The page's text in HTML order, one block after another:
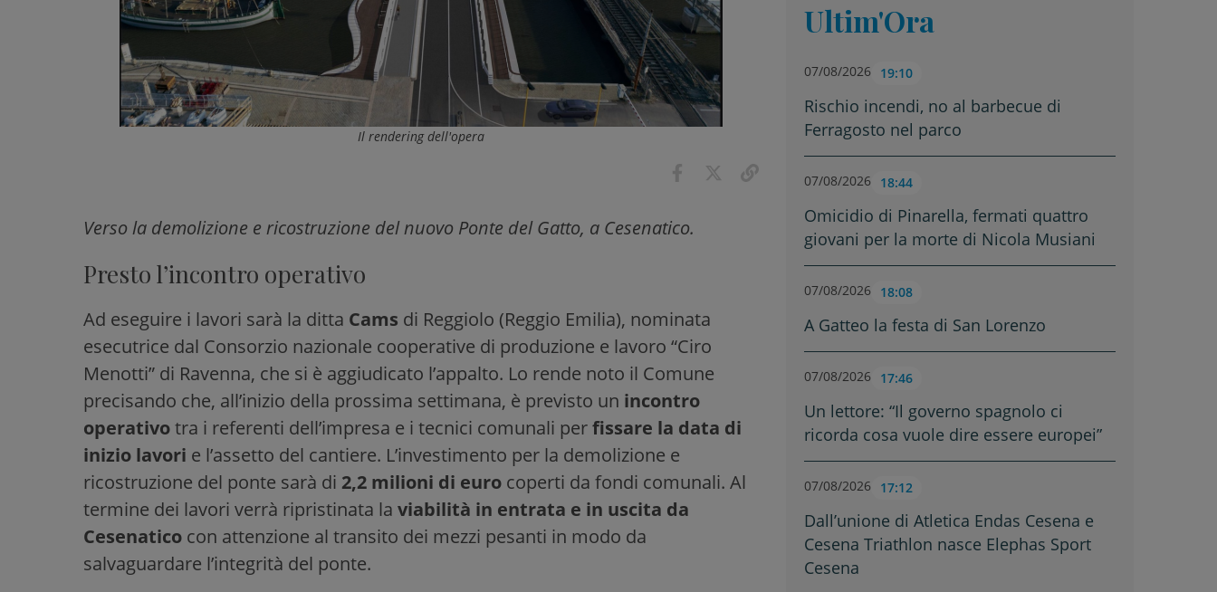
Il rendering dell'opera
Verso la demolizione e ricostruzione del nuovo Ponte del Gatto, a Cesenatico.
Presto l’incontro operativo
Ad eseguire i lavori sarà la ditta Cams di Reggiolo (Reggio Emilia), nominata
esecutrice dal Consorzio nazionale cooperative di produzione e lavoro “Ciro
Menotti” di Ravenna, che si è aggiudicato l’appalto. Lo rende noto il Comune
precisando che, all’inizio della prossima settimana, è previsto un incontro
operativotra i referenti dell’impresa e i tecnici comunali perfissare la data di
inizio lavori e l’assetto del cantiere. L’investimento per la demolizione e
ricostruzione del ponte sarà di 2,2 milioni di euro coperti da fondi comunali. Al
termine dei lavori verrà ripristinata la viabilità in entrata e in uscita da
Cesenatico con attenzione al transito dei mezzi pesanti in modo da
salvaguardare l’integrità del ponte.
Ultim'Ora
07/08/2026 19:10
Rischio incendi, no al barbecue di
Ferragosto nel parco
07/08/2026 18:44
Omicidio di Pinarella, fermati quattro
giovani per la morte di Nicola Musiani
07/08/2026 18:08
A Gatteo la festa di San Lorenzo
07/08/2026 17:46
Un lettore: “Il governo spagnolo ci
ricorda cosa vuole dire essere europei”
07/08/2026 17:12
Dall’unione di Atletica Endas Cesena e
Cesena Triathlon nasce Elephas Sport
Cesena